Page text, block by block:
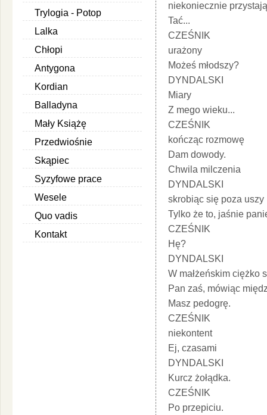
Trylogia - Potop
Lalka
Chłopi
Antygona
Kordian
Balladyna
Mały Książę
Przedwiośnie
Skąpiec
Syzyfowe prace
Wesele
Quo vadis
Kontakt
niekoniecznie
Tać...
CZEŚNIK
urażony
Możeś młodszy?
DYNDALSKI
Miary
Z mego wieku...
CZEŚNIK
kończąc rozmowę
Dam dowody.
Chwila milczenia
DYNDALSKI
skrobiąc się poza uszy
Tylko że to, jaśnie
CZEŚNIK
Hę?
DYNDALSKI
W małżeńskim ciężko
Pan zaś, mówiąc
Masz pedogrę.
CZEŚNIK
niekontent
Ej, czasami
DYNDALSKI
Kurcz żołądka.
CZEŚNIK
Po przepiciu.